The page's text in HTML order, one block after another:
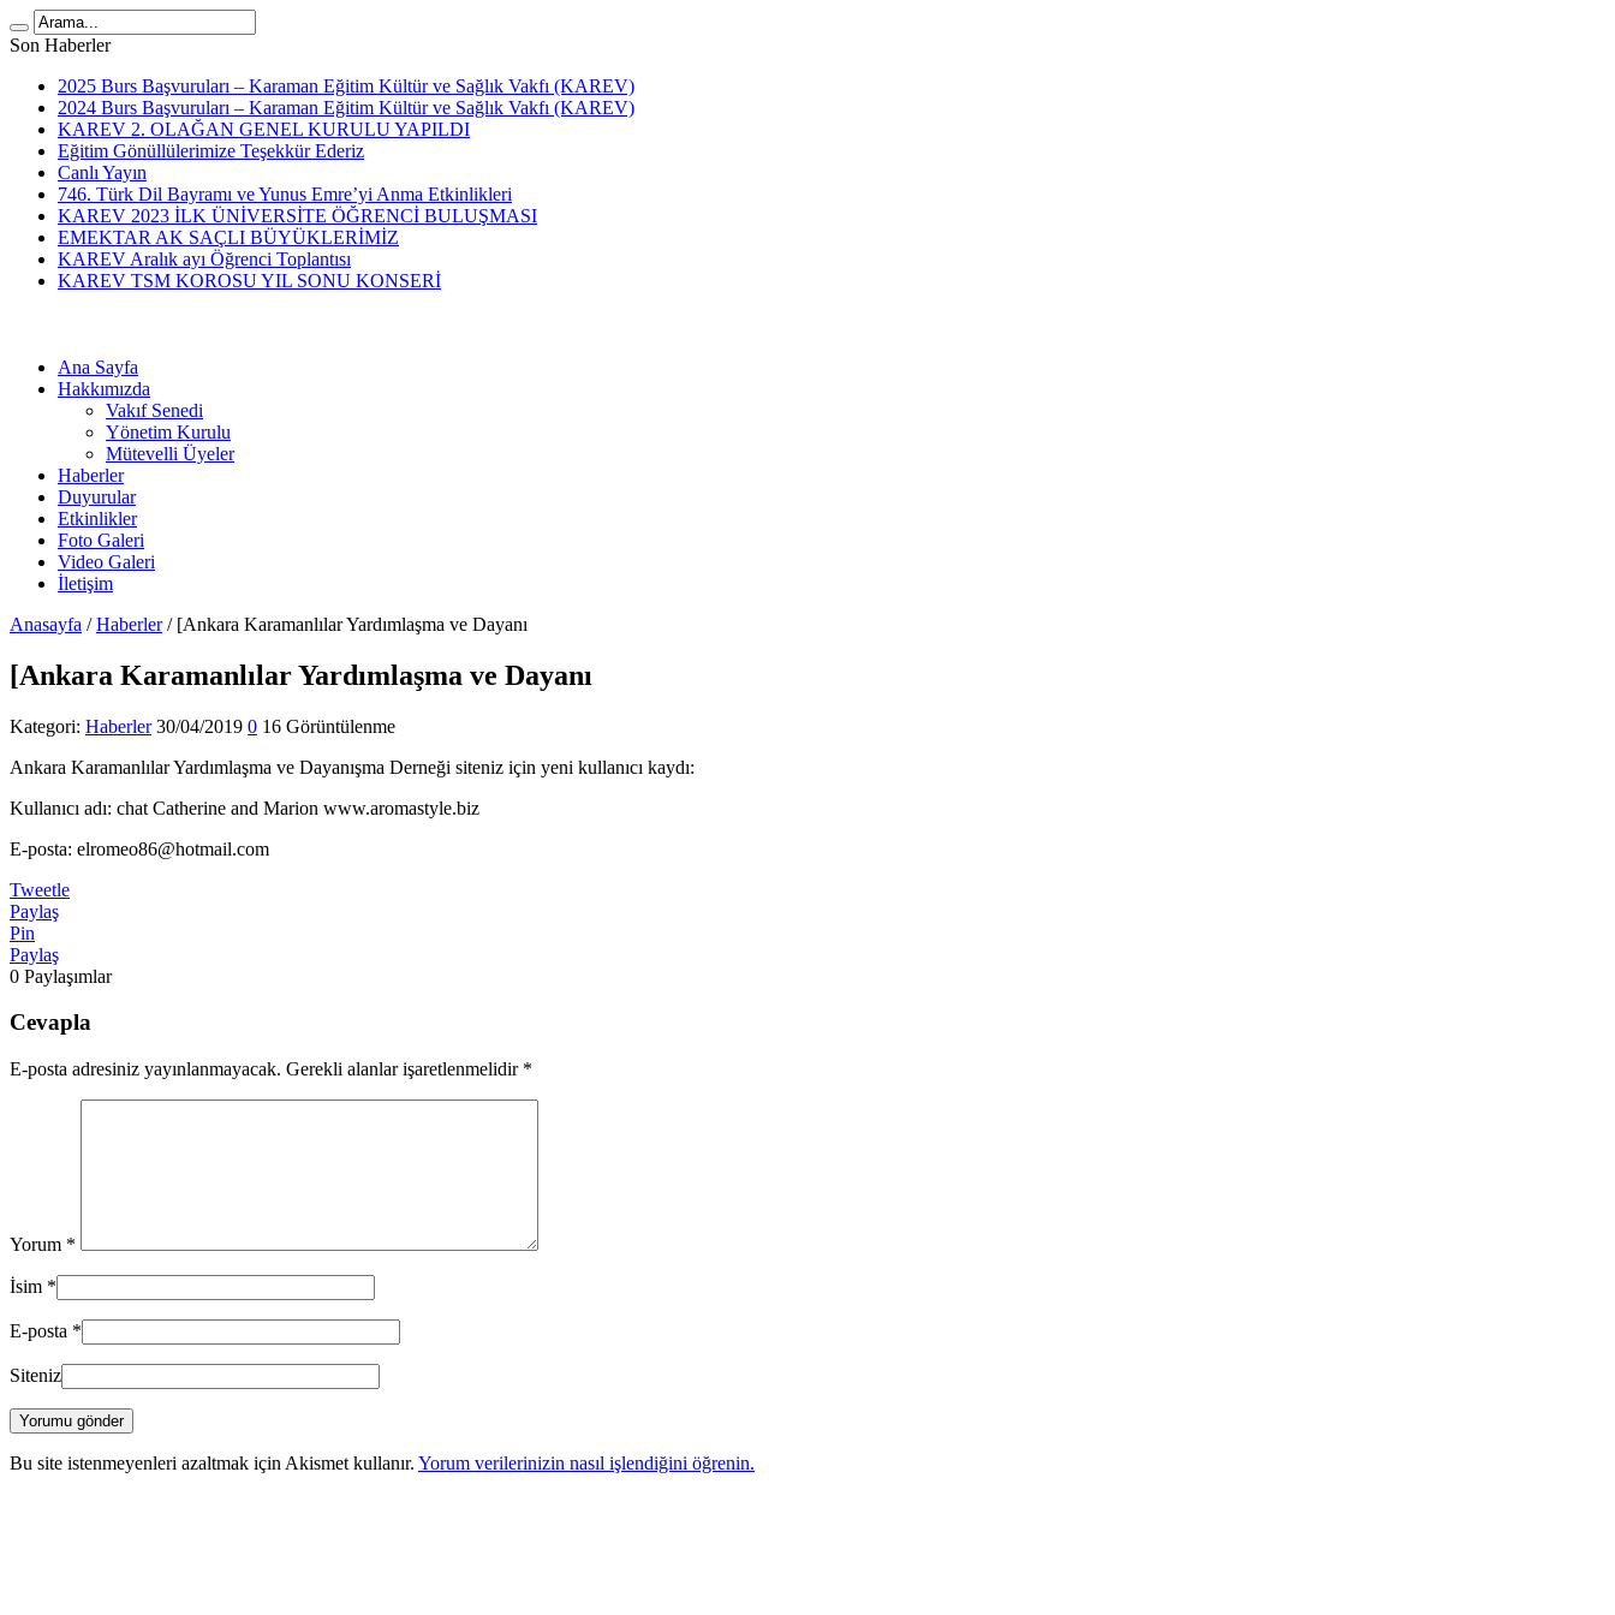
Son Haberler
2025 Burs Başvuruları – Karaman Eğitim Kültür ve Sağlık Vakfı (KAREV)
2024 Burs Başvuruları – Karaman Eğitim Kültür ve Sağlık Vakfı (KAREV)
KAREV 2. OLAĞAN GENEL KURULU YAPILDI
Eğitim Gönüllülerimize Teşekkür Ederiz
Canlı Yayın
746. Türk Dil Bayramı ve Yunus Emre’yi Anma Etkinlikleri
KAREV 2023 İLK ÜNİVERSİTE ÖĞRENCİ BULUŞMASI
EMEKTAR AK SAÇLI BÜYÜKLERİMİZ
KAREV Aralık ayı Öğrenci Toplantısı
KAREV TSM KOROSU YIL SONU KONSERİ
Ana Sayfa
Hakkımızda
Vakıf Senedi
Yönetim Kurulu
Mütevelli Üyeler
Haberler
Duyurular
Etkinlikler
Foto Galeri
Video Galeri
İletişim
Anasayfa / Haberler / [Ankara Karamanlılar Yardımlaşma ve Dayanı
[Ankara Karamanlılar Yardımlaşma ve Dayanı
Kategori: Haberler 30/04/2019 0 16 Görüntülenme
Ankara Karamanlılar Yardımlaşma ve Dayanışma Derneği siteniz için yeni kullanıcı kaydı:
Kullanıcı adı: chat Catherine and Marion www.aromastyle.biz
E-posta: elromeo86@hotmail.com
Tweetle
Paylaş
Pin
Paylaş
0 Paylaşımlar
Cevapla
E-posta adresiniz yayınlanmayacak. Gerekli alanlar işaretlenmelidir *
Yorum *
İsim *
E-posta *
Siteniz
Bu site istenmeyenleri azaltmak için Akismet kullanır. Yorum verilerinizin nasıl işlendiğini öğrenin.